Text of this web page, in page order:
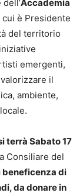
Accademia
cui è Presidente
del territorio
emergenti,
il
ambiente,
terrà Sabato 17
Consiliare del
beneficenza di
da donare in